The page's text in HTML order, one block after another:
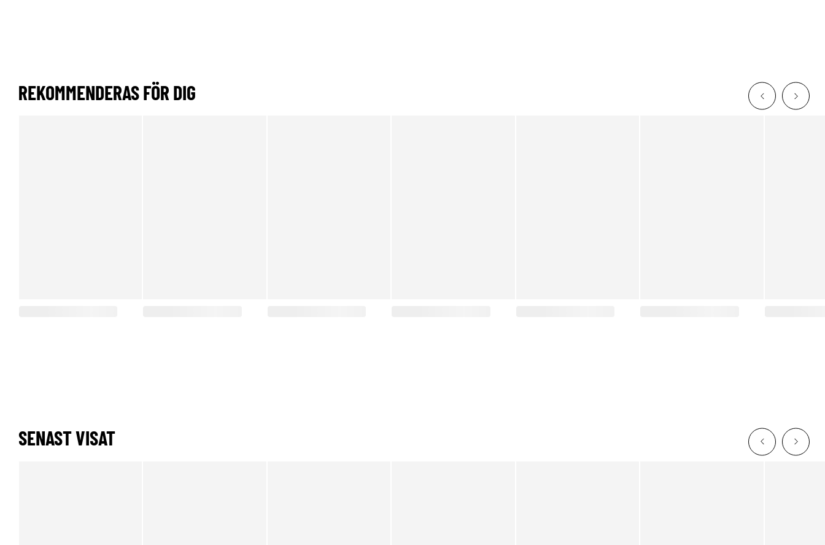
REKOMMENDERAS FÖR DIG
SENAST VISAT